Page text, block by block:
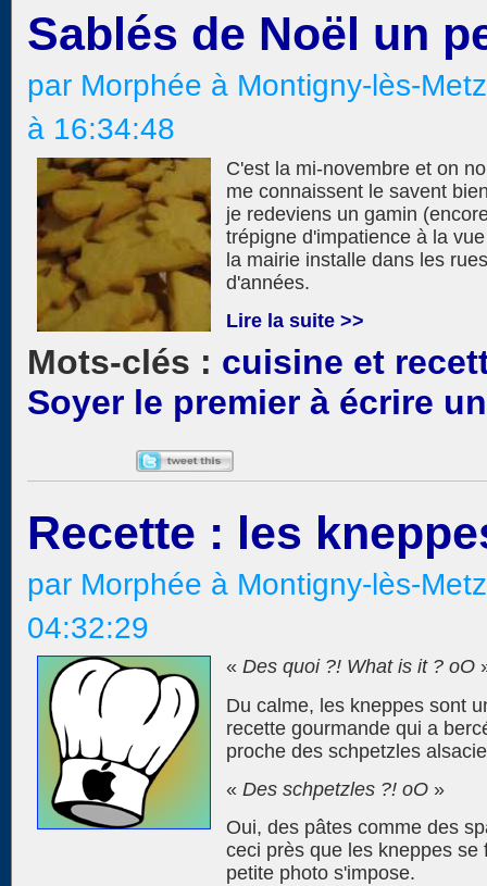
Sablés de Noël un
par Morphée à Montigny-lès-
à 16:34:48
C'est la mi-novembre et on
me connaissent le savent
je redeviens un gamin
trépigne d'impatience à la
la mairie installe dans les
d'années.
Lire la suite >>
cuisine et
Soyer le premier à écrire
Recette : les
par Morphée à Montigny-lès-
04:32:29
« Des quoi ?! What is it ? oO
Du calme, les kneppes sont
recette gourmande qui a
proche des schpetzles
« Des schpetzles ?! oO »
Oui, des pâtes comme des
ceci près que les kneppes
petite photo s'impose.